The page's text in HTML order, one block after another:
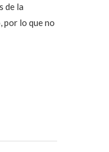
de la
por lo que no